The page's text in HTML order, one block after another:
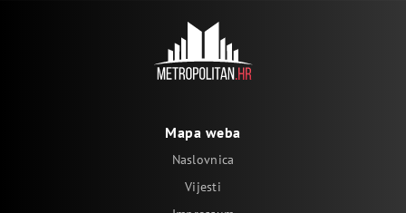
Mapa weba
Naslovnica
Vijesti